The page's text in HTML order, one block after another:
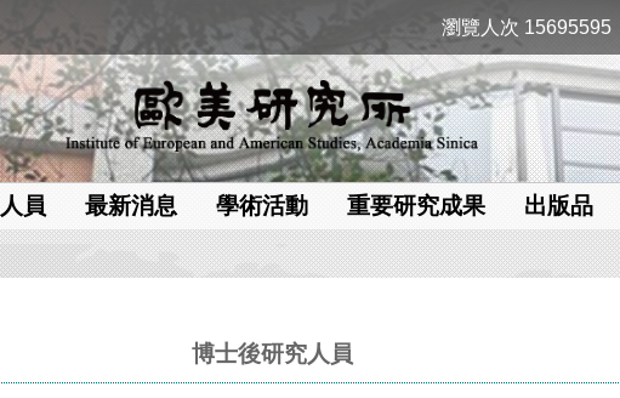
瀏覽人次 15695595
員 最新消息 學術活動 重要研究成果 出版品
博士後研究人員